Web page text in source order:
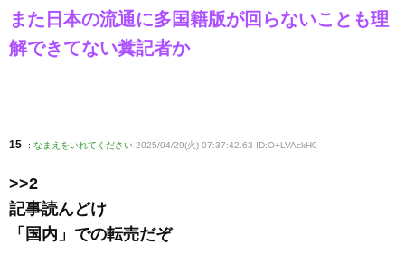
また日本の流通に多国籍版が回らないことも理
解できてない糞記者か
15 : なまえをいれてください 2025/04/29(火) 07:37:42.63 ID:O+LVAckH0
>>2
記事読んどけ
「国内」での転売だぞ